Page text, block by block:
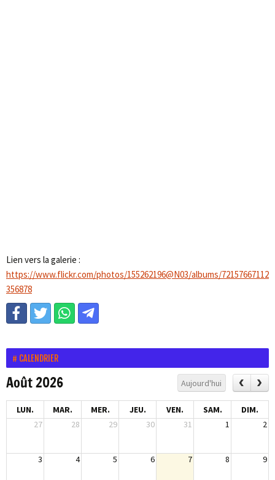
Lien vers la galerie :
https://www.flickr.com/photos/155262196@N03/albums/72157667112
356878
CALENDRIER
Août 2026 Aujourd'hui
LUN. MAR. MER. JEU. VEN. SAM.
DIM.
27
28 29 30 31 1 2
3 4 5 6 7 8 9